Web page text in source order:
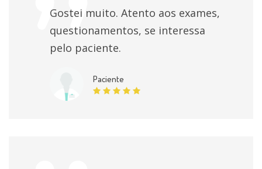
Gostei muito. Atento aos exames,
questionamentos, se interessa
pelo paciente.
Paciente